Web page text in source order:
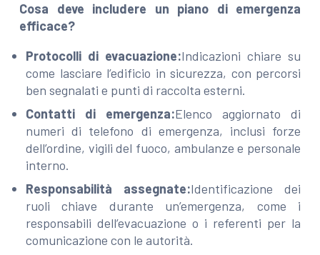
Cosa deve includere un piano di emergenza
efficace?
Protocolli di evacuazione:Indicazioni chiare su
come lasciare l’edificio in sicurezza, con percorsi
ben segnalati e punti di raccolta esterni.
Contatti di emergenza:Elenco aggiornato di
numeri di telefono di emergenza, inclusi forze
dell’ordine, vigili del fuoco, ambulanze e personale
interno.
Responsabilità assegnate:Identificazione dei
ruoli chiave durante un’emergenza, come i
responsabili dell’evacuazione o i referenti per la
comunicazione con le autorità.